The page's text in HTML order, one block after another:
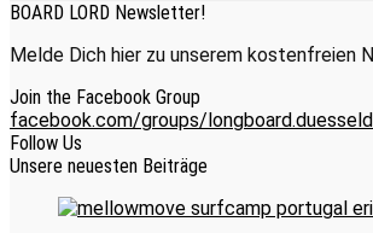
BOARD LORD Newsletter!
Melde Dich hier zu unserem kostenfreien
Join the Facebook Group
facebook.com/groups/
Follow Us
Unsere neuesten Beiträge